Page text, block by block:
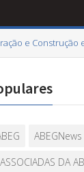
e
ABEGNews
ASSOCIADAS DA